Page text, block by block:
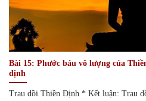
Bài 15: Phước báu vô lượng của
định
Trau dồi Thiền Định * Kết luận: Trau